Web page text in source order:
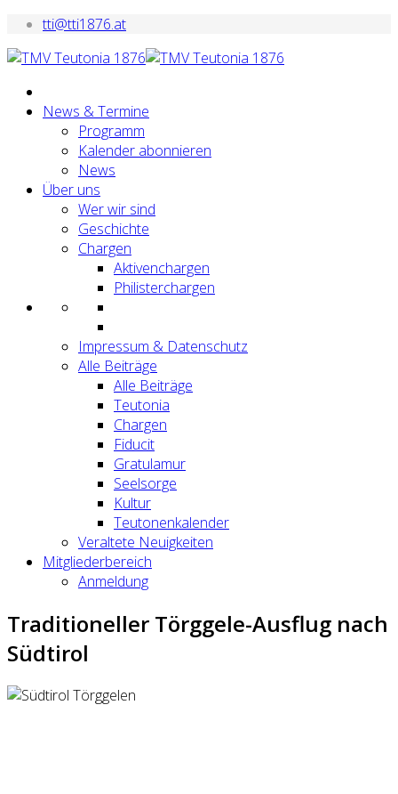
tti@tti1876.at
News & Termine
Programm
Kalender abonnieren
News
Über uns
Wer wir sind
Geschichte
Chargen
Aktivenchargen
Philisterchargen
Impressum & Datenschutz
Alle Beiträge
Alle Beiträge
Teutonia
Chargen
Fiducit
Gratulamur
Seelsorge
Kultur
Teutonenkalender
Veraltete Neuigkeiten
Mitgliederbereich
Anmeldung
Traditioneller Törggele-Ausflug nach
Südtirol